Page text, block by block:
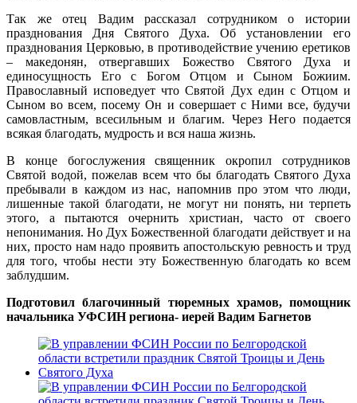
Так же отец Вадим рассказал сотрудником о истории
празднования Дня Святого Духа. Об установлении его
празднования Церковью, в противодействие учению еретиков
– македонян, отвергавших Божество Святого Духа и
единосущность Его с Богом Отцом и Сыном Божиим.
Православный исповедует что Святой Дух един с Отцом и
Сыном во всем, посему Он и совершает с Ними все, будучи
самовластным, всесильным и благим. Через Него подается
всякая благодать, мудрость и вся наша жизнь.
В конце богослужения священник окропил сотрудников
Святой водой, пожелав всем что бы благодать Святого Духа
пребывали в каждом из нас, напомнив про этом что люди,
лишенные такой благодати, не могут ни понять, ни терпеть
этого, а пытаются очернить христиан, часто от своего
непонимания. Но Дух Божественной благодати действует и на
них, просто нам надо проявить апостольскую ревность и труд
для того, чтобы нести эту Божественную благодать ко всем
заблудшим.
Подготовил благочинный тюремных храмов, помощник
начальника УФСИН региона- иерей Вадим Багнетов